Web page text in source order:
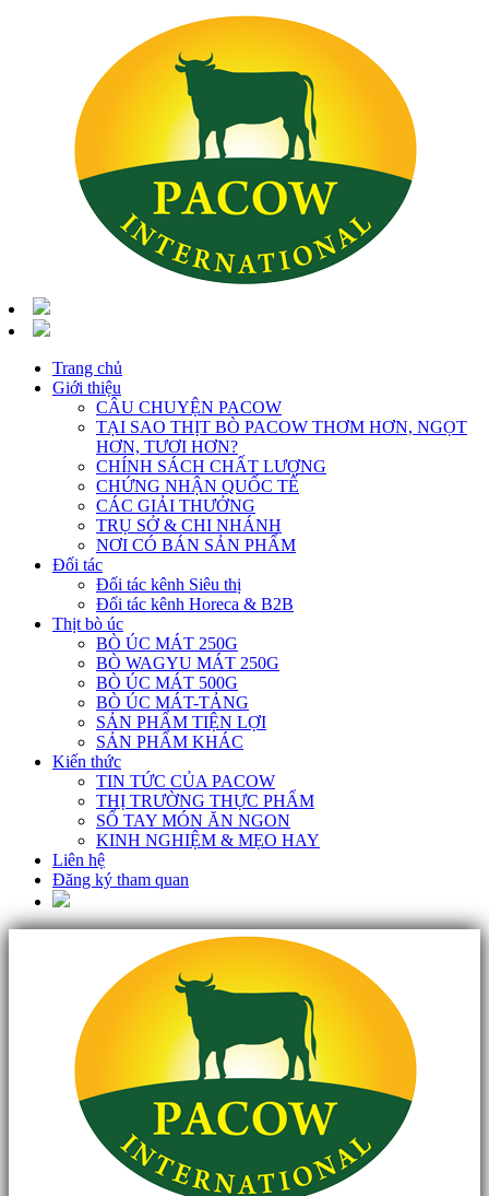
Trang chủ
Giới thiệu
CÂU CHUYỆN PACOW
TẠI SAO THỊT BÒ PACOW THƠM HƠN, NGỌT
HƠN, TƯƠI HƠN?
CHÍNH SÁCH CHẤT LƯỢNG
CHỨNG NHẬN QUỐC TẾ
CÁC GIẢI THƯỞNG
TRỤ SỞ & CHI NHÁNH
NƠI CÓ BÁN SẢN PHẨM
Đối tác
Đối tác kênh Siêu thị
Đối tác kênh Horeca & B2B
Thịt bò úc
BÒ ÚC MÁT 250G
BÒ WAGYU MÁT 250G
BÒ ÚC MÁT 500G
BÒ ÚC MÁT-TẢNG
SẢN PHẨM TIỆN LỢI
SẢN PHẨM KHÁC
Kiến thức
TIN TỨC CỦA PACOW
THỊ TRƯỜNG THỰC PHẨM
SỔ TAY MÓN ĂN NGON
KINH NGHIỆM & MẸO HAY
Liên hệ
Đăng ký tham quan